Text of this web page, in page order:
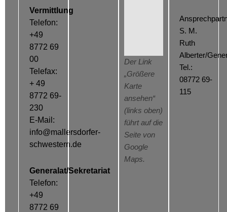
Vermittlung
Telefon:
+49
8772 69
00
Telefax:
+ 49
8772 69-
230
E-Mail:
info@mallersdorfer-
schwestern.de
Generalat/Sekretariat
Telefon:
+49
8772 69
Der Link
„Größere
Karte
ansehen“
(links oben)
führt auf die
Seite von
Google
Maps.
S. M.
Ruth
Alberter/
Tel.:
08772 69-
115